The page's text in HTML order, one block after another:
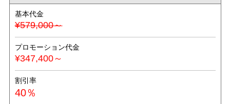
基本代金
¥579,000～
プロモーション代金
¥347,400～
割引率
40％